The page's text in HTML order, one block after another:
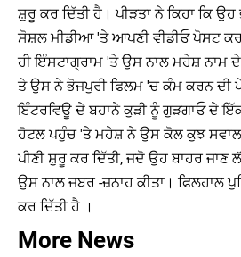
ਸ਼ੁਰੂ ਕਰ ਦਿੱਤੀ ਹੈ। ਪੀੜਤਾ ਨੇ ਕਿਹਾ ਕਿ
ਸੋਸ਼ਲ ਮੀਡੀਆ 'ਤੇ ਆਪਣੀ ਵੀਡੀਓ ਪੋਸਟ
ਹੀ ਇੰਸਟਾਗ੍ਰਾਮ 'ਤੇ ਉਸ ਨਾਲ ਮਹੇਸ਼ ਨਾਮ
ਤੇ ਉਸ ਨੇ ਭੋਜਪੁਰੀ ਫਿਲਮ 'ਚ ਕੰਮ ਕਰਨ ਦੀ
ਇੰਟਰਵਿਊ ਦੇ ਬਹਾਨੇ ਕੁੜੀ ਨੂੰ ਗੁੜਗਾਓ ਦੇ
ਹੋਟਲ ਪਹੁੰਚ 'ਤੇ ਮਹੇਸ਼ ਨੇ ਉਸ ਕੋਲ ਕੁਝ
ਪੀਣੀ ਸ਼ੁਰੂ ਕਰ ਦਿੱਤੀ, ਜਦੋ ਉਹ ਬਾਹਰ
ਉਸ ਨਾਲ ਜਬਰ -ਜ਼ਨਾਹ ਕੀਤਾ। ਫਿਲਹਾਲ
ਕਰ ਦਿੱਤੀ ਹੈ ।
More News